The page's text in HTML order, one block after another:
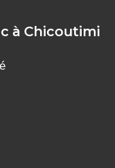
à Chicoutimi